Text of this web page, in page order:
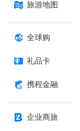
旅游地图
全球购
礼品卡
携程金融
企业商旅